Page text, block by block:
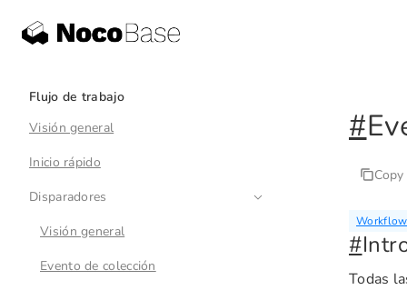
Flujo de trabajo
Visión general
Inicio rápido
Disparadores
Visión general
Evento de colección
#
#
Todas